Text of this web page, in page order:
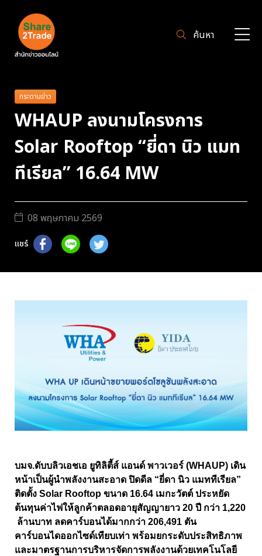
ค้นหา
กระดานข่าว
WHAUP ลงนามโครงการ
Solar Rooftop “ยี่ดา นิว แมท
ทีเรียล” 16.64 MW
08 พฤษภาคม 2569
แชร์
บมจ.ดับบลิวเอชเอ ยูทิลิตี้ส์ แอนด์ พาวเวอร์ (WHAUP) เดิน
หน้าเป็นผู้นำพลังงานสะอาด ปิดดีล “ยี่ดา นิว แมททีเรียล”
ติดตั้ง Solar Rooftop ขนาด 16.64 เมกะวัตต์ ประหยัด
ต้นทุนค่าไฟให้ลูกค้าตลอดอายุสัญญายาว 20 ปี กว่า 1,220
ล้านบาท ลดคาร์บอนได้มากกว่า 206,491 ตัน
คาร์บอนไดออกไซด์เทียบเท่า พร้อมยกระดับประสิทธิภาพ
และมาตรฐานการบริหารจัดการพลังงานด้วยเทคโนโลยี